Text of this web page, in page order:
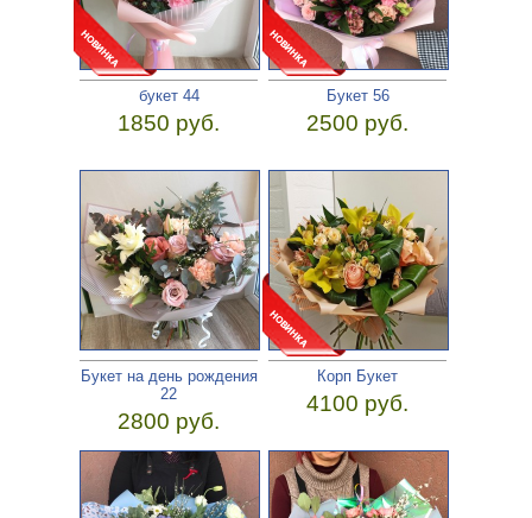
букет 44
1850 руб.
Букет 56
2500 руб.
Букет на день рождения
22
2800 руб.
Корп Букет
4100 руб.